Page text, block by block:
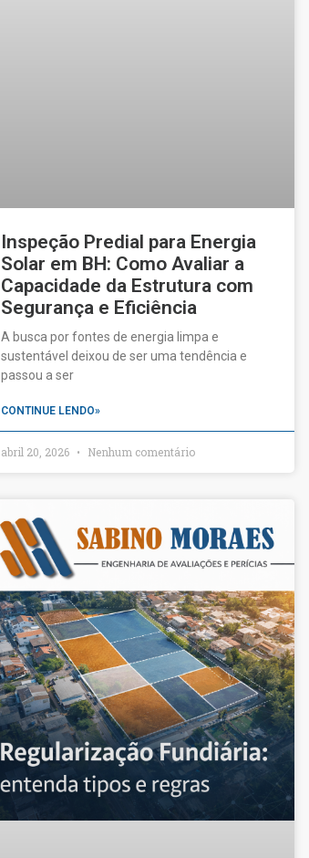
Inspeção Predial para Energia
Solar em BH: Como Avaliar a
Capacidade da Estrutura com
Segurança e Eficiência
A busca por fontes de energia limpa e
sustentável deixou de ser uma tendência e
passou a ser
CONTINUE LENDO»
abril 20, 2026 Nenhum comentário